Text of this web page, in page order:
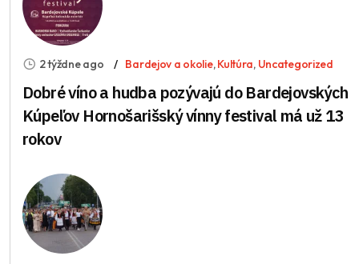
2 týždne ago Bardejov a okolie,Kultúra, Uncategorized
Dobré víno a hudba pozývajú do Bardejovských
Kúpeľov Hornošarišský vínny festival má už 13
rokov